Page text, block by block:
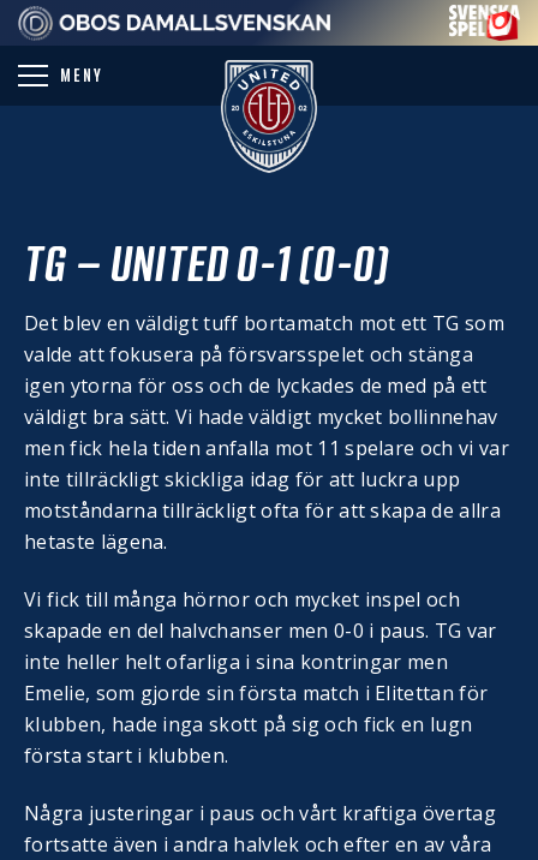
MENY
PARTNER
TG – UNITED 0-1 (0-0)
Det blev en väldigt tuff bortamatch mot ett TG som
valde att fokusera på försvarsspelet och stänga
igen ytorna för oss och de lyckades de med på ett
väldigt bra sätt. Vi hade väldigt mycket bollinnehav
men fick hela tiden anfalla mot 11 spelare och vi var
inte tillräckligt skickliga idag för att luckra upp
motståndarna tillräckligt ofta för att skapa de allra
hetaste lägena.
Vi fick till många hörnor och mycket inspel och
skapade en del halvchanser men 0-0 i paus. TG var
inte heller helt ofarliga i sina kontringar men
Emelie, som gjorde sin första match i Elitettan för
klubben, hade inga skott på sig och fick en lugn
första start i klubben.
Några justeringar i paus och vårt kraftiga övertag
fortsatte även i andra halvlek och efter en av våra